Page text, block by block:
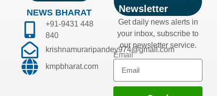
NEWS BHARAT
+91-9431 448
840
krishnamuraripandey974@gmail.com
kmpbharat.com
Newsletter
Get daily news alerts in
your inbox, subscribe to
our newsletter service.
Email